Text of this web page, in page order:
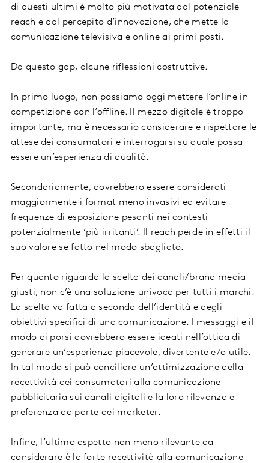
di questi ultimi è molto più motivata dal potenziale
reach e dal percepito d’innovazione, che mette la
comunicazione televisiva e online ai primi posti.
Da questo gap, alcune riflessioni costruttive.
In primo luogo, non possiamo oggi mettere l’online in
competizione con l’offline. Il mezzo digitale è troppo
importante, ma è necessario considerare e rispettare le
attese dei consumatori e interrogarsi su quale possa
essere un’esperienza di qualità.
Secondariamente, dovrebbero essere considerati
maggiormente i format meno invasivi ed evitare
frequenze di esposizione pesanti nei contesti
potenzialmente ‘più irritanti’. Il reach perde in effetti il
suo valore se fatto nel modo sbagliato.
Per quanto riguarda la scelta dei canali/brand media
giusti, non c’è una soluzione univoca per tutti i marchi.
La scelta va fatta a seconda dell’identità e degli
obiettivi specifici di una comunicazione. I messaggi e il
modo di porsi dovrebbero essere ideati nell’ottica di
generare un’esperienza piacevole, divertente e/o utile.
In tal modo si può conciliare un’ottimizzazione della
recettività dei consumatori alla comunicazione
pubblicitaria sui canali digitali e la loro rilevanza e
preferenza da parte dei marketer.
Infine, l’ultimo aspetto non meno rilevante da
considerare è la forte recettività alla comunicazione